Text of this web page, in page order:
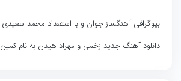
بیوگرافی آهنگساز جوان و با استعداد محمد سعیدی
دانلود آهنگ جدید زخمی و مهراد هیدن به نام کمین